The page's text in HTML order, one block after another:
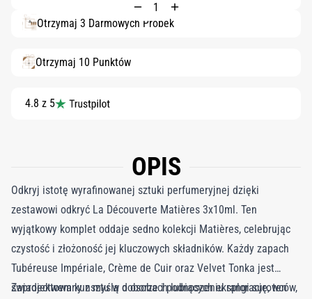
Otrzymaj 3 Darmowych Próbek
Otrzymaj 10 Punktów
4.8 z 5
OPIS
Odkryj istotę wyrafinowanej sztuki perfumeryjnej dzięki
zestawowi odkryć La Découverte Matières 3x10ml. Ten
wyjątkowy komplet oddaje sedno kolekcji Matières, celebrując
czystość i złożoność jej kluczowych składników. Każdy zapach
Tubéreuse Impériale, Crème de Cuir oraz Velvet Tonka jest
świadectwem kunsztu w doborze i podnoszeniu rangi surowców,
Zaprojektowany z myślą o osobach lubiących eksplorację, ten